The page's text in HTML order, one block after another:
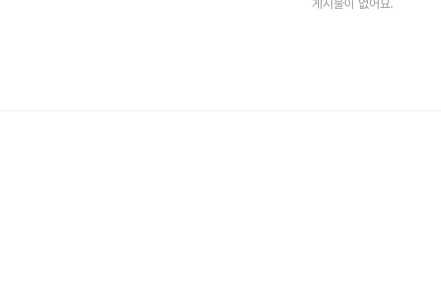
게시물이 없어요.